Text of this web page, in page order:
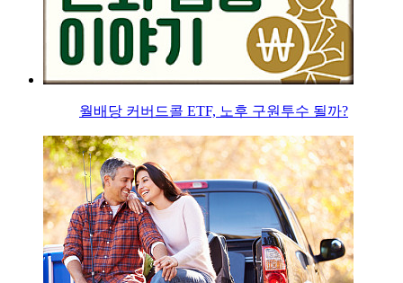
월배당 커버드콜 ETF, 노후 구원투수 될까?